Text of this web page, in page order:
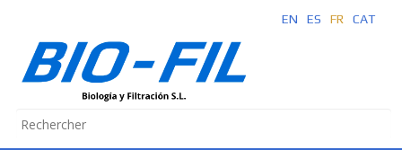
EN ES FR CAT